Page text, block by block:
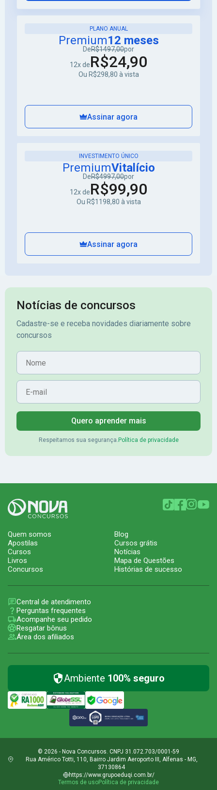
PLANO ANUAL
Premium12 meses
DeR$1497,00por
12x deR$24,90
Ou R$298,80 à vista
Assinar agora
INVESTIMENTO ÚNICO
PremiumVitalício
DeR$4997,00por
12x deR$99,90
Ou R$1198,80 à vista
Assinar agora
Notícias de concursos
Cadastre-se e receba novidades diariamente sobre
concursos
Nome
E-mail
Quero aprender mais
Respeitamos sua segurança. Política de privacidade
Quem somos
Apostilas
Cursos
Livros
Concursos
Blog
Cursos grátis
Notícias
Mapa de Questões
Histórias de sucesso
Central de atendimento
Perguntas frequentes
Acompanhe seu pedido
Resgatar bônus
Área dos afiliados
Ambiente 100% seguro
© 2026 - Nova Concursos. CNPJ 31.072.703/0001-59
Rua Américo Totti, 110, Bairro Jardim Aeroporto III, Alfenas - MG,
37130864
https://www.grupoeduqi.com.br/
Termos de usoPolítica de privacidade